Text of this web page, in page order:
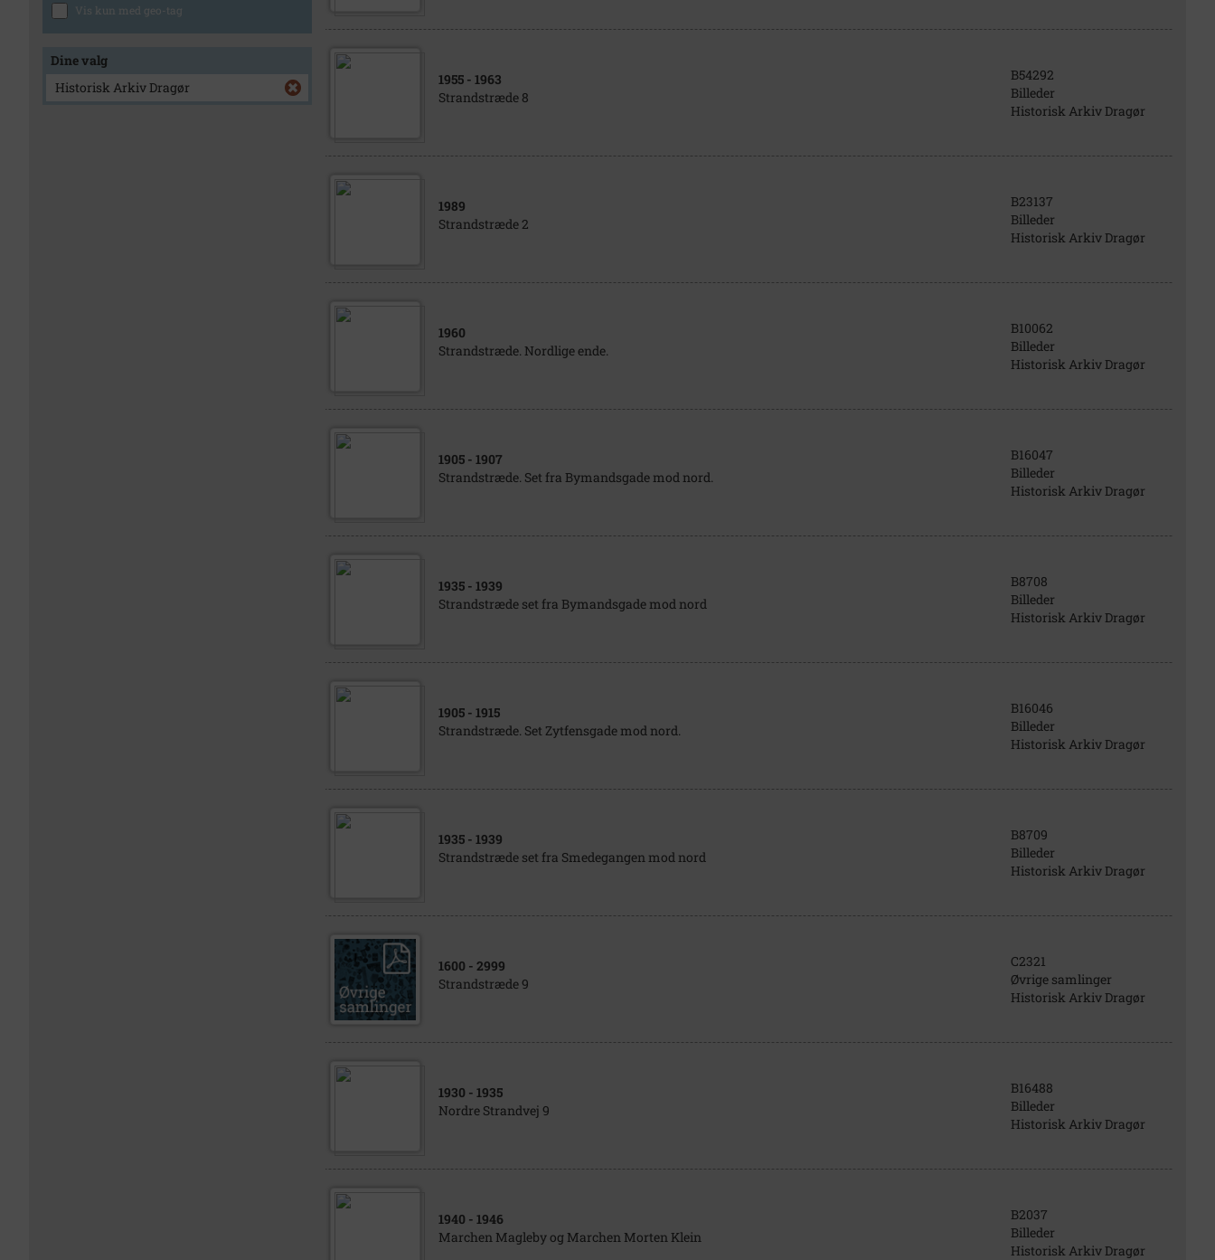
Vis kun med geo-tag
Dine valg
Historisk Arkiv Dragør
1955 - 1963
Strandstræde 8
B54292
Billeder
Historisk Arkiv Dragør
1989
Strandstræde 2
B23137
Billeder
Historisk Arkiv Dragør
1960
Strandstræde. Nordlige ende.
B10062
Billeder
Historisk Arkiv Dragør
1905 - 1907
Strandstræde. Set fra Bymandsgade mod nord.
B16047
Billeder
Historisk Arkiv Dragør
1935 - 1939
Strandstræde set fra Bymandsgade mod nord
B8708
Billeder
Historisk Arkiv Dragør
1905 - 1915
Strandstræde. Set Zytfensgade mod nord.
B16046
Billeder
Historisk Arkiv Dragør
1935 - 1939
Strandstræde set fra Smedegangen mod nord
B8709
Billeder
Historisk Arkiv Dragør
1600 - 2999
Strandstræde 9
C2321
Øvrige samlinger
Historisk Arkiv Dragør
1930 - 1935
Nordre Strandvej 9
B16488
Billeder
Historisk Arkiv Dragør
1940 - 1946
Marchen Magleby og Marchen Morten Klein
B2037
Billeder
Historisk Arkiv Dragør